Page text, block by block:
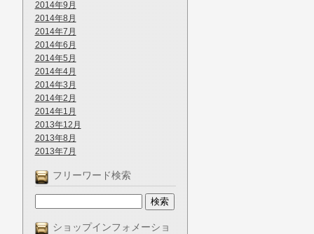
2014年9月
2014年8月
2014年7月
2014年6月
2014年5月
2014年4月
2014年3月
2014年2月
2014年1月
2013年12月
2013年8月
2013年7月
フリーワード検索
ショップインフォメーショ